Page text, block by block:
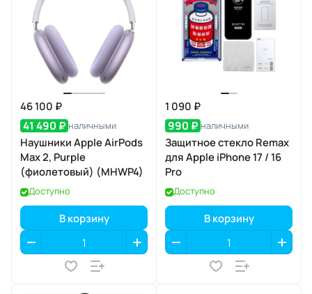
46 100 ₽
41 490 ₽ наличными
Наушники Apple AirPods
Max 2, Purple
(фиолетовый) (MHWP4)
Доступно
В корзину
1 090 ₽
990 ₽ наличными
Защитное стекло Remax
для Apple iPhone 17 / 16
Pro
Доступно
В корзину